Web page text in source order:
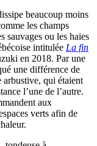
beaucoup moins
les champs
sauvages ou les haies
intitulée La fin
en 2018. Par une
une différence de
arbustive, qui étaient
l’une de l’autre.
aux
verts afin de